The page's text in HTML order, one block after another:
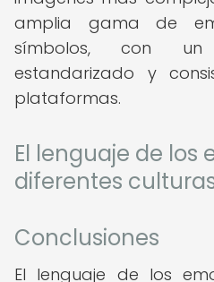
amplia gama de
símbolos, con un
estandarizado y
plataformas.
El lenguaje de los
diferentes
Conclusiones
El lenguaje de los